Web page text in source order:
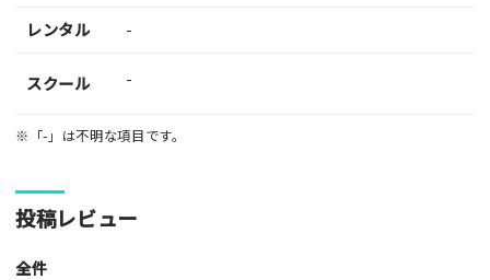
レンタル
-
スクール -
※「-」は不明な項目です。
投稿レビュー
全件